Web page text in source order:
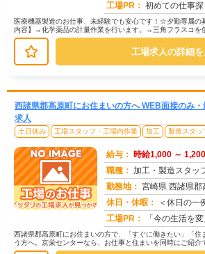
工場PR： 初めての仕事探しで不安ですか？大丈夫！株式会社京
医療機器製造のお仕事、未経験でも安心です！☆夕勤専属の
内容】→化学薬品の計量作業を行います。→三角フラスコを
す。未経験の方でも、安心して始めら...
工場求人の詳細を
西諸県郡高原町にお住まいの方へ WEB面接のみ
求人
土日休み 工場スタッフ・工場内作業 加工 製造スタッ
給与： 時給1,000 ～
職種： 加工・製造スタッ
勤務地： 宮崎県 西諸県郡
休日・休暇：
＜休日の一例＞〈勤務形態〉2交替〈休日〉
工場PR：
「今の生活を変えたい」「安定した収入がほしい」
西諸県郡高原町にお住まいの方で、「すぐに働きたい」「住
う方へ。京栄センターなら、お仕事と住まいを同時にご紹介
があるの？」→ 製造・組立・検査・...